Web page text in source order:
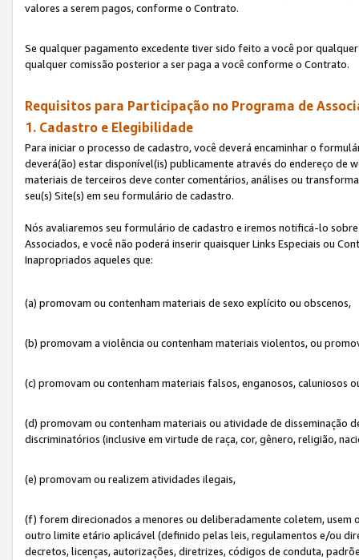
valores a serem pagos, conforme o Contrato.
Se qualquer pagamento excedente tiver sido feito a você por
qualquer comissão posterior a ser paga a você conforme o Contrato.
Requisitos para Participação no Programa de
1. Cadastro e Elegibilidade
Para iniciar o processo de cadastro, você deverá encaminhar o
deverá(ão) estar disponível(is) publicamente através do endereço
materiais de terceiros deve conter comentários, análises ou
seu(s) Site(s) em seu formulário de cadastro.
Nós avaliaremos seu formulário de cadastro e iremos notificá-lo
Associados, e você não poderá inserir quaisquer Links Especiais ou
Inapropriados aqueles que:
(a) promovam ou contenham materiais de sexo explícito ou obscenos,
(b) promovam a violência ou contenham materiais violentos, ou
(c) promovam ou contenham materiais falsos, enganosos, caluniosos
(d) promovam ou contenham materiais ou atividade de disseminação
discriminatórios (inclusive em virtude de raça, cor, gênero, religião,
(e) promovam ou realizem atividades ilegais,
(f) forem direcionados a menores ou deliberadamente coletem, usem
outro limite etário aplicável (definido pelas leis, regulamentos e/ou
decretos, licenças, autorizações, diretrizes, códigos de conduta,